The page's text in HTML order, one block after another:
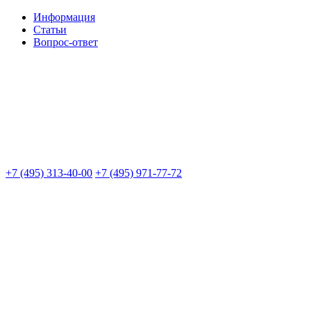
Информация
Статьи
Вопрос-ответ
+7 (495) 313-40-00 +7 (495) 971-77-72